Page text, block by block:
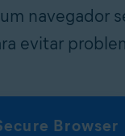
navegador
evitar
Browser